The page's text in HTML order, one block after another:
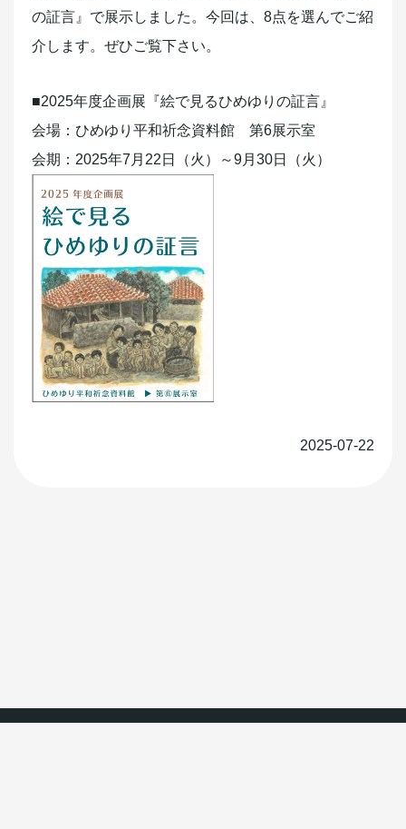
の証言』で展示しました。今回は、8点を選んでご紹
介します。ぜひご覧下さい。
■2025年度企画展『絵で見るひめゆりの証言』
会場：ひめゆり平和祈念資料館 第6展示室
会期：2025年7月22日（火）～9月30日（火）
2025-07-22